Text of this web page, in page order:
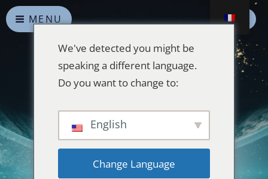
MENU
Alliances Célestes
Que la paix prévale sur la Terre et dans l'Univers
We've detected you might be
speaking a different language.
Do you want to change to:
English
Change Language